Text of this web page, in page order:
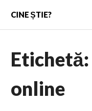
content
CINE ȘTIE?
Etichetă:
online